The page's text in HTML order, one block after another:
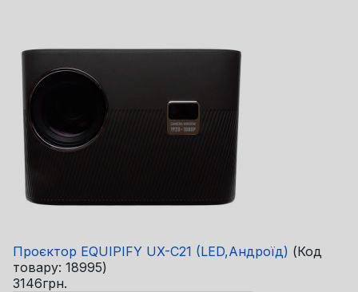
Проєктор EQUIPIFY UX-C21 (LED,Андроїд) (Код
товару: 18995)
3146грн.